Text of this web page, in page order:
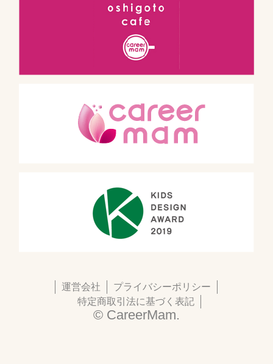
運営会社
プライバシーポリシー
特定商取引法に基づく表記
© CareerMam.